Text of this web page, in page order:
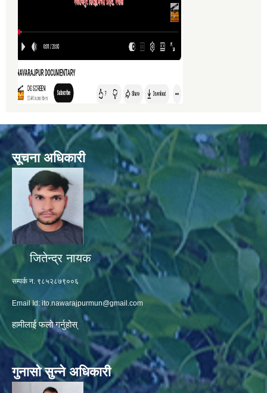
सूचना अधिकारी
जितेन्द्र नायक
सम्पर्क न. ९८५२८७९००६
Email Id: ito.nawarajpurmun@gmail.com
हामीलाई फलो गर्नुहोस्
गुनासो सुन्ने अधिकारी